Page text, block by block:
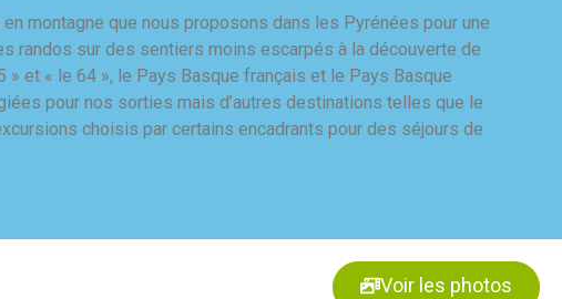
montagne que nous proposons dans les Pyrénées pour une
randos sur des sentiers moins escarpés à la découverte de
et « le 64 », le Pays Basque français et le Pays Basque
pour nos sorties mais d’autres destinations telles que le
choisis par certains encadrants pour des séjours de
Voir les photos